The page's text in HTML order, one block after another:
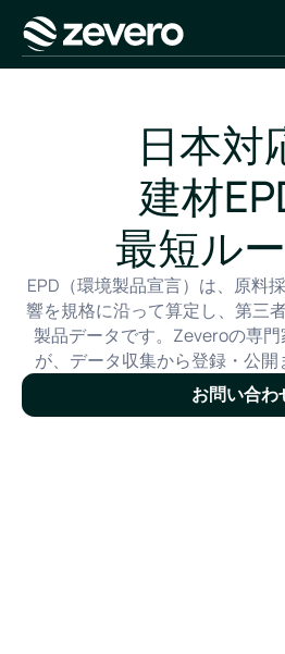
ホーム
日本対
建材
最短ル
EPD（環境製品宣言）は、原料
響を規格に沿って算定し、第三
製品データです。Zeveroの専
が、データ収集から登録・公開
お問い合わ